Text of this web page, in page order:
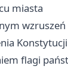
miasta
flagi